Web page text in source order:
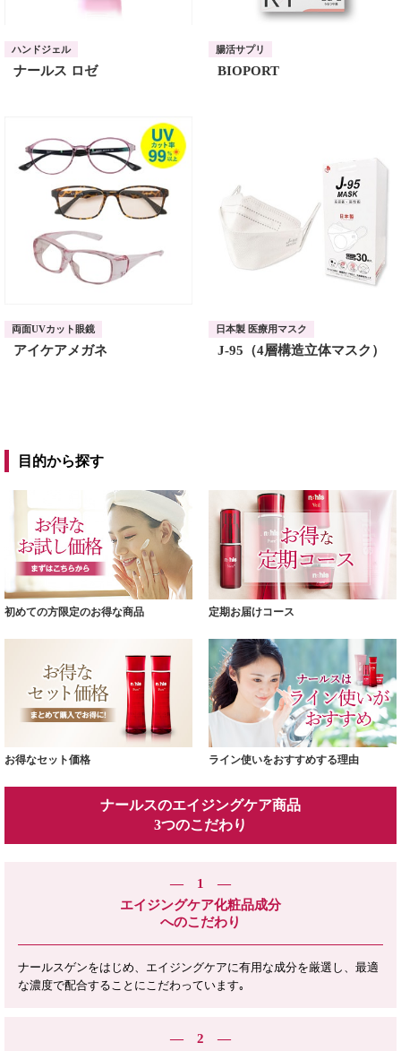
ハンドジェル
ナールス ロゼ
腸活サプリ
BIOPORT
両面UVカット眼鏡
アイケアメガネ
日本製 医療用マスク
J-95（4層構造立体マスク）
目的から探す
初めての方限定のお得な商品 定期お届けコース
お得なセット価格 ライン使いをおすすめする理由
ナールスのエイジングケア商品
3つのこだわり
1
エイジングケア化粧品成分
へのこだわり
ナールスゲンをはじめ、エイジングケアに有用な成分を厳選し、最適
な濃度で配合することにこだわっています｡
2